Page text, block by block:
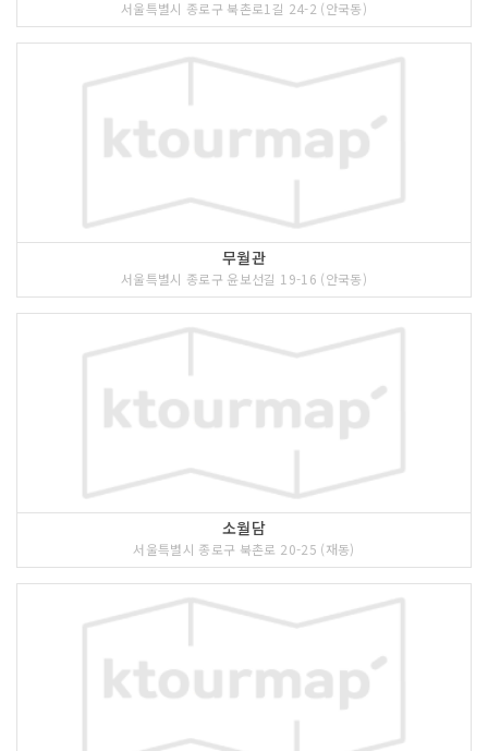
서울특별시 종로구 북촌로1길 24-2 (안국동)
무월관
서울특별시 종로구 윤보선길 19-16 (안국동)
소월담
서울특별시 종로구 북촌로 20-25 (재동)